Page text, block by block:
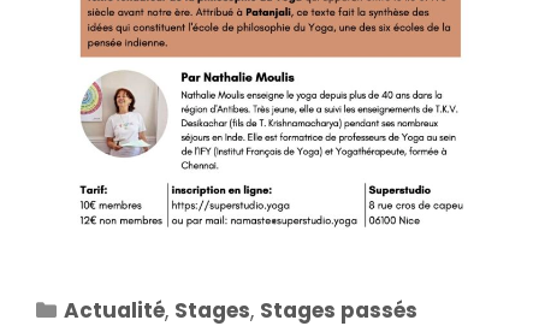
Catégories
Actualité, Stages, Stages passés